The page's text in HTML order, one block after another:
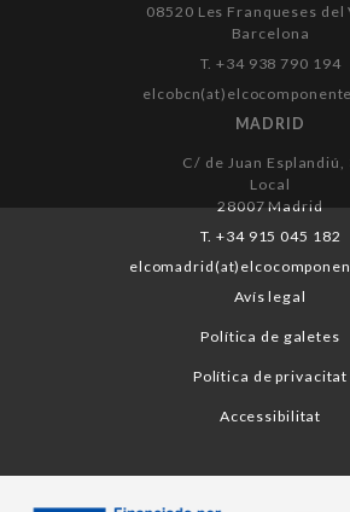
08520 Les Franqueses del
Barcelona
T. +34 938 790 194
MADRID
C/ de Juan Esplandiú,
Local
28007 Madrid
T. +34 915 045 182
Avís legal
Política de galetes
Política de privacitat
Accessibilitat